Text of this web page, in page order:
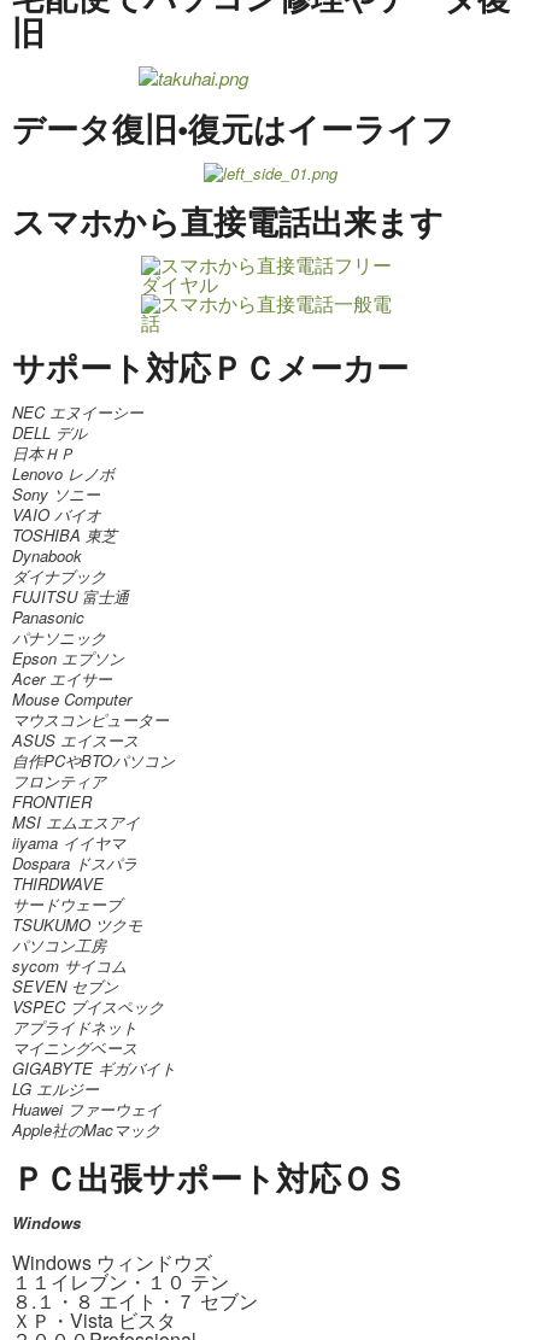
旧
データ復旧•復元はイーライフ
スマホから直接電話出来ます
サポート対応ＰＣメーカー
NEC エヌイーシー
DELL デル
日本ＨＰ
Lenovo レノボ
Sony ソニー
VAIO バイオ
TOSHIBA 東芝
Dynabook
ダイナブック
FUJITSU 富士通
Panasonic
パナソニック
Epson エプソン
Acer エイサー
Mouse Computer
マウスコンピューター
ASUS エイスース
自作PCやBTOパソコン
フロンティア
FRONTIER
MSI エムエスアイ
iiyama イイヤマ
Dospara ドスパラ
THIRDWAVE
サードウェーブ
TSUKUMO ツクモ
パソコン工房
sycom サイコム
SEVEN セブン
VSPEC ブイスペック
アプライドネット
マイニングベース
GIGABYTE ギガバイト
LG エルジー
Huawei ファーウェイ
Apple社のMacマック
ＰＣ出張サポート対応ＯＳ
Windows
Windows ウィンドウズ
１ １イレブン ・ １０ テン
８.１ ・ ８ エイト・７ セブン
ＸＰ・Vista ビスタ